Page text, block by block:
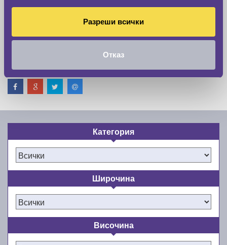
Разреши всички
Отказ
Сподели в
Категория
Широчина
Височина